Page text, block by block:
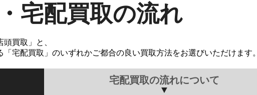
宅配買取の流れ
買取」と、
宅配買取」のいずれかご都合の良い買取方法をお選びいただけます。
宅配買取の流れについて